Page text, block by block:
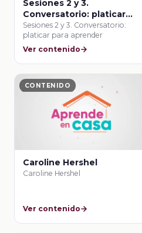
Sesiones 2 y 3.
Conversatorio: platicar
para aprender
Sesiones 2 y 3. Conversatorio:
platicar para aprender
Ver contenido
CONTENIDO
Caroline Hershel
Caroline Hershel
Ver contenido